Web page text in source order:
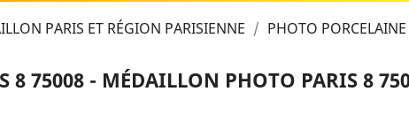
PARIS ET RÉGION PARISIENNE
PHOTO
8 75008 - MÉDAILLON PHOTO PARIS 8